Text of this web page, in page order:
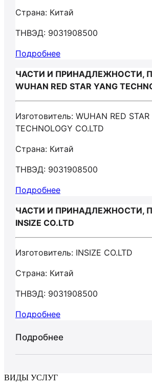
Страна: Китай
ТНВЭД: 9031908500
Подробнее
ЧАСТИ И ПРИНАДЛЕЖНОСТИ,
WUHAN RED STAR YANG
Изготовитель: WUHAN RED STAR
TECHNOLOGY CO.LTD
Страна: Китай
ТНВЭД: 9031908500
Подробнее
ЧАСТИ И ПРИНАДЛЕЖНОСТИ,
INSIZE CO.LTD
Изготовитель: INSIZE CO.LTD
Страна: Китай
ТНВЭД: 9031908500
Подробнее
Подробнее
ВИДЫ УСЛУГ